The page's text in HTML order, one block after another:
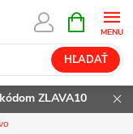
HĽADAŤ
KOŠÍK
ZLAVA10